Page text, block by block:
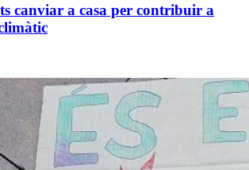
canviar a casa per contribuir a